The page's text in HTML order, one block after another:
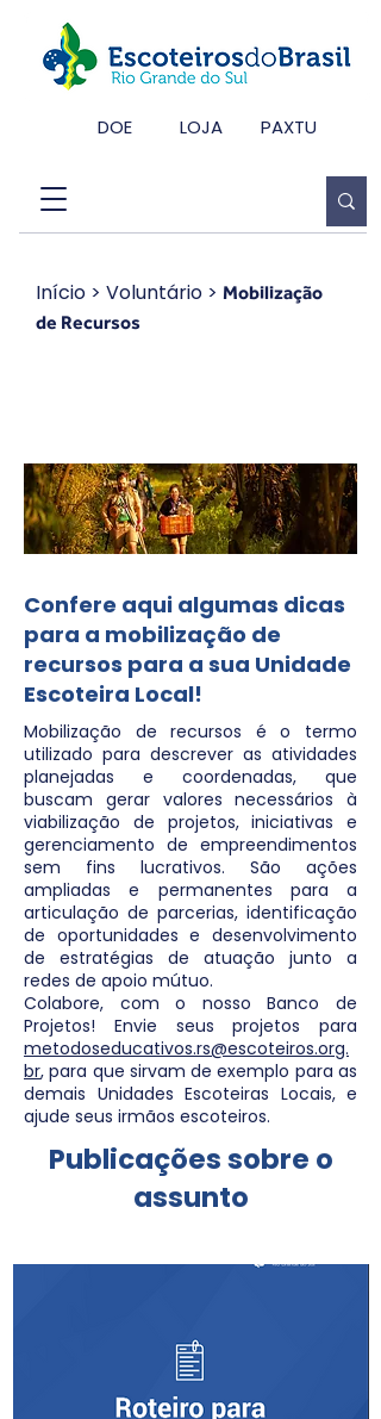
DOE LOJA PAXTU
Início > Voluntário > Mobilização
de Recursos
Confere aqui algumas dicas
para a mobilização de
recursos para a sua Unidade
Escoteira Local!
Mobilização de recursos é o termo
utilizado para descrever as atividades
planejadas e coordenadas, que
buscam gerar valores necessários à
viabilização de projetos, iniciativas e
gerenciamento de empreendimentos
sem fins lucrativos. São ações
ampliadas e permanentes para a
articulação de parcerias, identificação
de oportunidades e desenvolvimento
de estratégias de atuação junto a
redes de apoio mútuo.
Colabore, com o nosso Banco de
Projetos! Envie seus projetos para
metodoseducativos.rs@escoteiros.org.
br, para que sirvam de exemplo para as
demais Unidades Escoteiras Locais, e
ajude seus irmãos escoteiros.
Publicações sobre o
assunto